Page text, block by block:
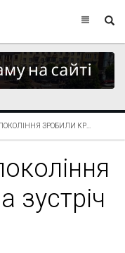
ЗРОБИЛИ КР...
зустріч